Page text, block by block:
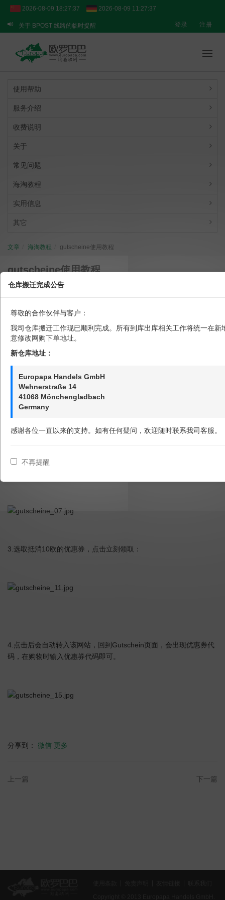
2026-08-09 18:27:38 2026-08-09 11:27:38
关于 BPOST 线路的临时提醒
【重要通知】转运业务临时调整说明
关于 CC 线路停止运营的通知
登录 注册
使用帮助
服务介绍
收费说明
关于
常见问题
海淘教程
实用信息
其它
文章 海淘教程 gutscheine使用教程
gutscheine使用教程
欧罗巴巴
发布于 2016-07-04 00:00
阅读量：7675
Gutscheine是德国的优惠券网站，提供网站和实体店优惠券，种类
打开网站www.gutscheine.de
2.您可以通过搜索找到您想要的网站优惠券，也可以通过产品分类查
3.选取抵消10 欧的优惠券，点击立刻领取：
4. 点击后会自动转入该网站，回到 Gutschein 页面，会出现优惠券代
码，在购物时输入优惠券代码即可。
分享到： 微信 更多
上一篇 下一篇
仓库搬迁完成公告
尊敬的合作伙伴与客户：
我司仓库搬迁工作现已顺利完成。所有到库出库相关工作将统一在新
意修改网购下单地址。
新仓库地址：
Europapa Handels GmbH
Wehnerstraße 14
41068 Mönchengladbach
Germany
感谢各位一直以来的支持。如有任何疑问，欢迎随时联系我司客服。
不再提醒